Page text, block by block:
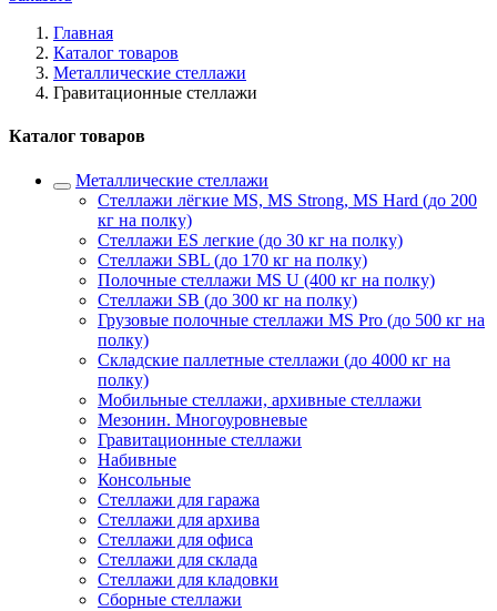
Главная
Каталог товаров
Металлические стеллажи
Гравитационные стеллажи
Каталог товаров
Металлические стеллажи
Стеллажи лёгкие MS, MS Strong, MS Hard (до 200
кг на полку)
Стеллажи ES легкие (до 30 кг на полку)
Стеллажи SBL (до 170 кг на полку)
Полочные стеллажи MS U (400 кг на полку)
Стеллажи SB (до 300 кг на полку)
Грузовые полочные стеллажи MS Pro (до 500 кг на
полку)
Складские паллетные стеллажи (до 4000 кг на
полку)
Мобильные стеллажи, архивные стеллажи
Мезонин. Многоуровневые
Гравитационные стеллажи
Набивные
Консольные
Стеллажи для гаража
Стеллажи для архива
Стеллажи для офиса
Стеллажи для склада
Стеллажи для кладовки
Сборные стеллажи